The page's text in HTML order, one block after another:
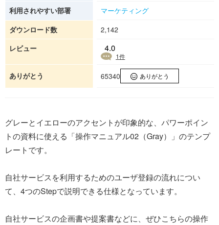
利用されやすい部署
マーケティング
ダウンロード数
2,142
レビュー
4.0
1件
ありがとう 65340 ありがとう
グレーとイエローのアクセントが印象的な、パワーポイン
トの資料に使える「操作マニュアル02（Gray）」のテンプ
レートです。
自社サービスを利用するためのユーザ登録の流れについ
て、4つのStepで説明できる仕様となっています。
自社サービスの企画書や提案書などに、ぜひこちらの操作